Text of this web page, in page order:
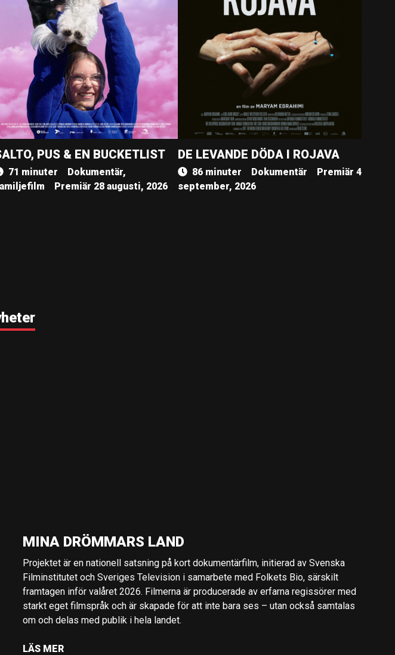
PUS & EN BUCKETLIST
71 minuter
Dokumentär,
Premiär 28 augusti, 2026
DE LEVANDE DÖDA I ROJAVA
86 minuter Dokumentär
Premiär 4
september, 2026
MINA DRÖMMARS LAND
Projektet är en nationell satsning på kort dokumentärfilm, initierad av Svenska
Filminstitutet och Sveriges Television i samarbete med Folkets Bio, särskilt
framtagen inför valåret 2026. Filmerna är producerade av erfarna regissörer med
starkt eget filmspråk och är skapade för att inte bara ses – utan också samtalas
om och delas med publik i hela landet.
LÄS MER